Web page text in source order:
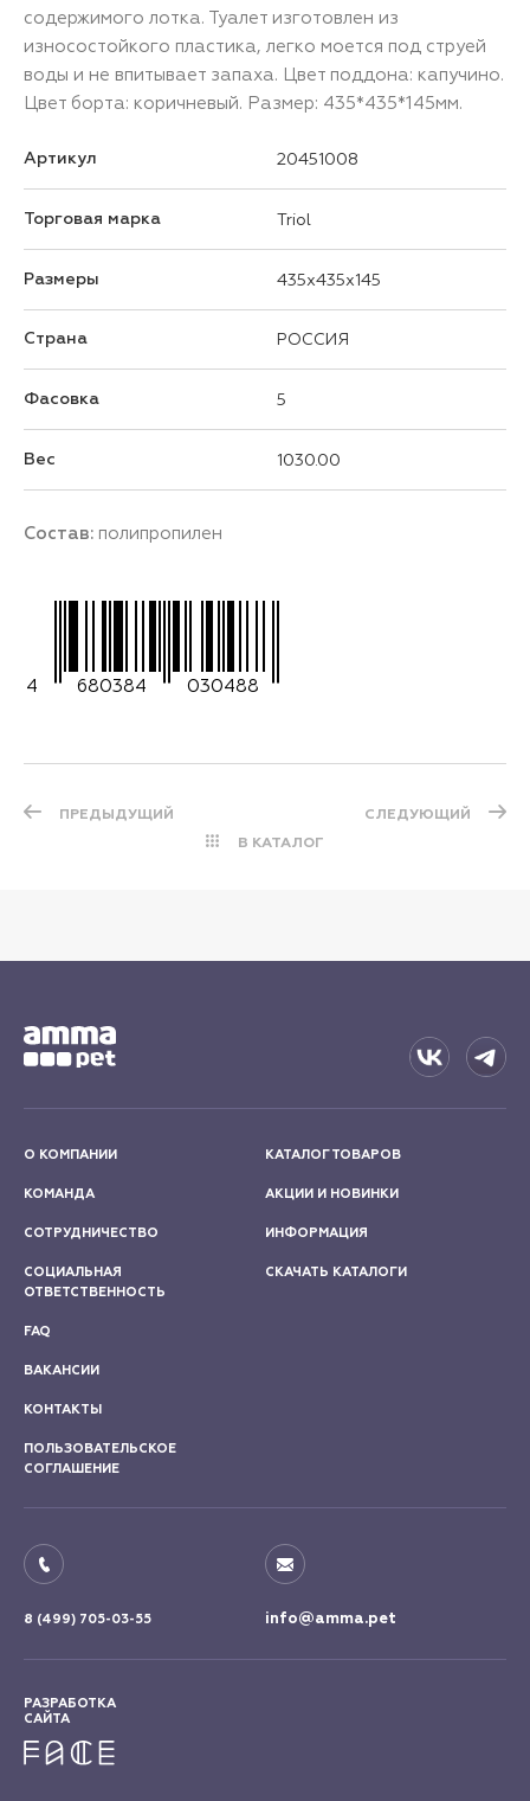
содержимого лотка. Туалет изготовлен из
износостойкого пластика, легко моется под струей
воды и не впитывает запаха. Цвет поддона: капучино.
Цвет борта: коричневый. Размер: 435*435*145мм.
Артикул 20451008
Торговая марка Triol
Размеры 435x435x145
Страна РОССИЯ
Фасовка 5
Вес 1030.00
Состав: полипропилен
4 680384 030488
ПРЕДЫДУЩИЙ
В КАТАЛОГ
СЛЕДУЮЩИЙ
О КОМПАНИИ
КОМАНДА
СОТРУДНИЧЕСТВО
СОЦИАЛЬНАЯ
ОТВЕТСТВЕННОСТЬ
КАТАЛОГ ТОВАРОВ
АКЦИИ И НОВИНКИ
ИНФОРМАЦИЯ
СКАЧАТЬ КАТАЛОГИ
FAQ
ВАКАНСИИ
КОНТАКТЫ
ПОЛЬЗОВАТЕЛЬСКОЕ
СОГЛАШЕНИЕ
8 (499) 705-03-55 info@amma.pet
РАЗРАБОТКА
САЙТА